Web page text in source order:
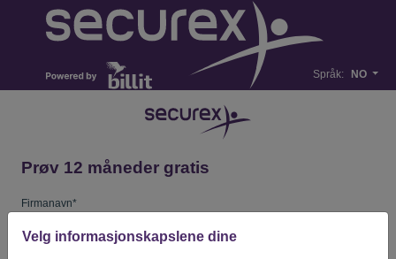
Velg informasjonskapslene dine
Språk: NO
Prøv 12 måneder gratis
Firmanavn*